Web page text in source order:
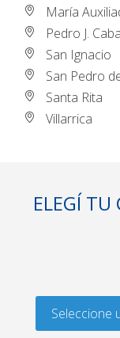
María
Pedro J.
San Ignacio
San Pedro
Santa Rita
Villarrica
ELEGÍ TU